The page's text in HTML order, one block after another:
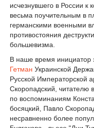
исчезнувшего в России к
весьма поучительным в
германскими военными
противостояния
большевизма.
В наше время инициатор
Гетман Украинской
Русской Императорской
Скоропадский, читателю
по воспоминаниям
босяцкий, Павло
несравненно более